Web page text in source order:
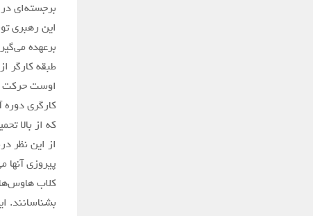
برجسته‌ای
این رهبری
برعهده
اوست حرکت
کارگری
که از بالا
از این نظر
پیروزی آنها
کلاب
بشناسانند.